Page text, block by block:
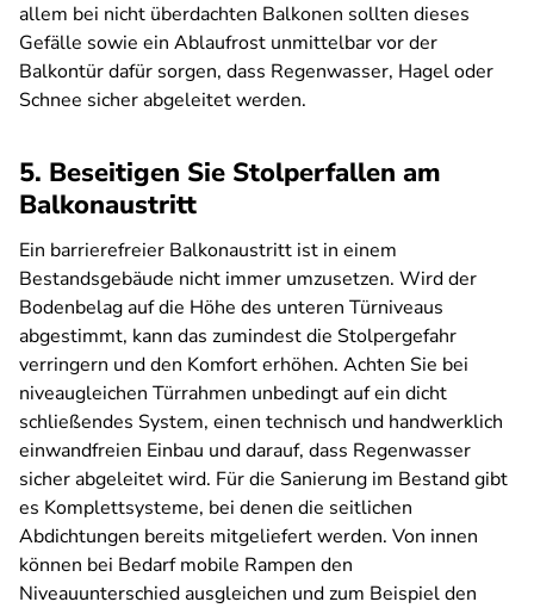
allem bei nicht überdachten Balkonen sollten dieses
Gefälle sowie ein Ablaufrost unmittelbar vor der
Balkontür dafür sorgen, dass Regenwasser, Hagel oder
Schnee sicher abgeleitet werden.
5. Beseitigen Sie Stolperfallen am
Balkonaustritt
Ein barrierefreier Balkonaustritt ist in einem
Bestandsgebäude nicht immer umzusetzen. Wird der
Bodenbelag auf die Höhe des unteren Türniveaus
abgestimmt, kann das zumindest die Stolpergefahr
verringern und den Komfort erhöhen. Achten Sie bei
niveaugleichen Türrahmen unbedingt auf ein dicht
schließendes System, einen technisch und handwerklich
einwandfreien Einbau und darauf, dass Regenwasser
sicher abgeleitet wird. Für die Sanierung im Bestand gibt
es Komplettsysteme, bei denen die seitlichen
Abdichtungen bereits mitgeliefert werden. Von innen
können bei Bedarf mobile Rampen den
Niveauunterschied ausgleichen und zum Beispiel den